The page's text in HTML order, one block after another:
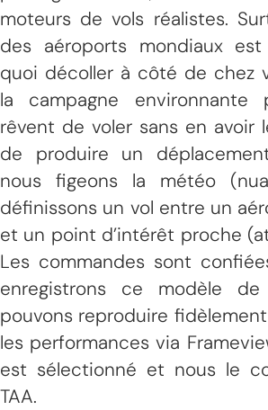
moteurs de vols réalistes.
des aéroports mondiaux
quoi décoller à côté de chez
la campagne
rêvent de voler sans en avoir
de produire un
nous figeons la météo
définissons un vol entre un
et un point d’intérêt proche
Les commandes sont
enregistrons ce modèle
pouvons reproduire
les performances via
est sélectionné et nous le
TAA.